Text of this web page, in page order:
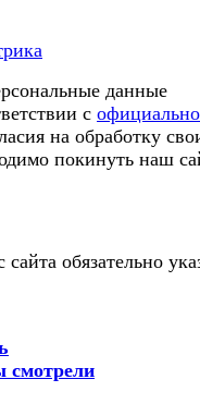
данные
с
на обработку
покинуть наш
обязательно
смотрели